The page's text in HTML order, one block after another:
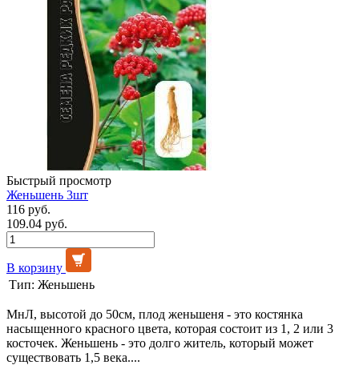
Быстрый просмотр
Женьшень 3шт
116 руб.
109.04 руб.
В корзину
Тип: Женьшень
МнЛ, высотой до 50см, плод женьшеня - это костянка
насыщенного красного цвета, которая состоит из 1, 2 или 3
косточек. Женьшень - это долго житель, который может
существовать 1,5 века....